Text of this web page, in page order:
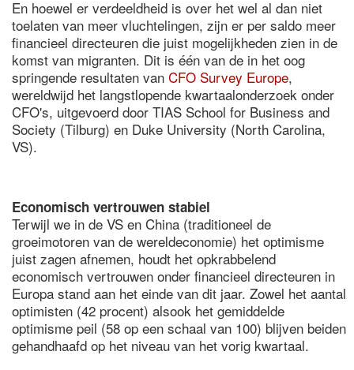
En hoewel er verdeeldheid is over het wel al dan niet
toelaten van meer vluchtelingen, zijn er per saldo meer
financieel directeuren die juist mogelijkheden zien in de
komst van migranten. Dit is één van de in het oog
springende resultaten van CFO Survey Europe,
wereldwijd het langstlopende kwartaalonderzoek onder
CFO's, uitgevoerd door TIAS School for Business and
Society (Tilburg) en Duke University (North Carolina,
VS).
Economisch vertrouwen stabiel
Terwijl we in de VS en China (traditioneel de
groeimotoren van de wereldeconomie) het optimisme
juist zagen afnemen, houdt het opkrabbelend
economisch vertrouwen onder financieel directeuren in
Europa stand aan het einde van dit jaar. Zowel het aantal
optimisten (42 procent) alsook het gemiddelde
optimisme peil (58 op een schaal van 100) blijven beiden
gehandhaafd op het niveau van het vorig kwartaal.